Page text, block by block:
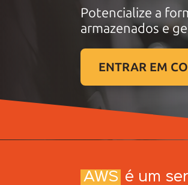
Potencialize a
armazenados e
ENTRAR EM
AWS é um